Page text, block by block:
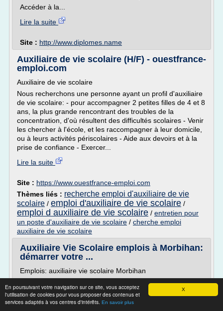
X
En poursuivant votre navigation sur ce site, vous acceptez
l'utilisation de cookies pour vous proposer des contenus et
services adaptés à vos centres d'intérêts. En savoir plus
Accéder à la...
Lire la suite
Site : http://www.diplomes.name
Auxiliaire de vie scolaire (H/F) - ouestfrance-
emploi.com
Auxiliaire de vie scolaire
Nous recherchons une personne ayant un profil d'auxiliaire
de vie scolaire: - pour accompagner 2 petites filles de 4 et 8
ans, la plus grande rencontrant des troubles de la
concentration, d'où résultent des difficultés scolaires - Venir
les chercher à l'école, et les raccompagner à leur domicile,
ou à leurs activités périscolaires - Aide aux devoirs et à la
prise de confiance - Exercer...
Lire la suite
Site : https://www.ouestfrance-emploi.com
Thèmes liés : recherche emploi d'auxiliaire de vie
scolaire / emploi d'auxiliaire de vie scolaire /
emploi d auxiliaire de vie scolaire / entretien pour
un poste d'auxiliaire de vie scolaire / cherche emploi
auxiliaire de vie scolaire
Auxiliaire Vie Scolaire emplois à Morbihan:
démarrer votre ...
Emplois: auxiliaire vie scolaire Morbihan
Auxiliaire Pédagogique (h/f) - Cdd - Ouvert Aux
Personnes éligibles En Cae - Ditep Rive Gauc